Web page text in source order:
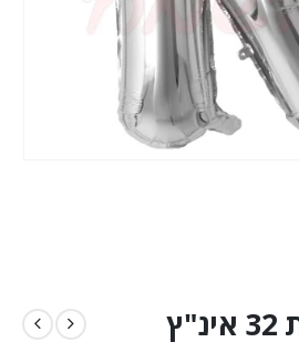
אות R באנגלית 32 אינ"ץ